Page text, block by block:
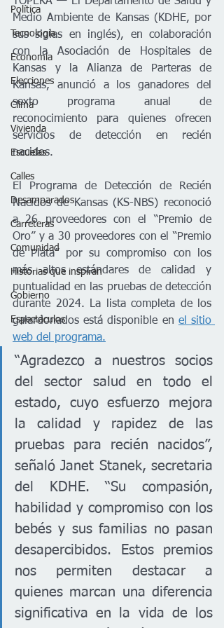
Política
Tecnología
Economía
Elecciones
Clima
Vivienda
Escuelas
Calles
Desamparados
Carreteras
Comunidad
Historias que inspiran
Gobierno
Espectáculos
Medio Ambiente de Kansas (KDHE, por
sus siglas en inglés), en colaboración
con la Asociación de Hospitales de
Kansas y la Alianza de Parteras de
Kansas, anunció a los ganadores del
sexto programa anual de
reconocimiento para quienes ofrecen
servicios de detección en recién
nacidos.
El Programa de Detección de Recién
Nacidos de Kansas (KS-NBS) reconoció
a 26 proveedores con el “Premio de
Oro” y a 30 proveedores con el “Premio
de Plata” por su compromiso con los
más altos estándares de calidad y
puntualidad en las pruebas de detección
durante 2024. La lista completa de los
galardonados está disponible en el sitio
web del programa.
“Agradezco a nuestros socios
del sector salud en todo el
estado, cuyo esfuerzo mejora
la calidad y rapidez de las
pruebas para recién nacidos”,
señaló Janet Stanek, secretaria
del KDHE. “Su compasión,
habilidad y compromiso con los
bebés y sus familias no pasan
desapercibidos. Estos premios
nos permiten destacar a
quienes marcan una diferencia
significativa en la vida de los